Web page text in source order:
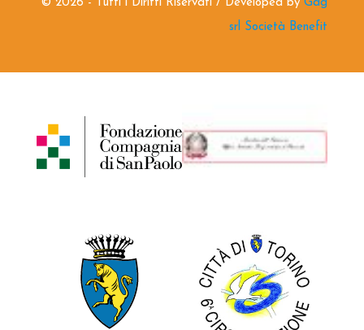
© 2026 - Tutti i Diritti Riservati / Developed by Gag
srl Società Benefit